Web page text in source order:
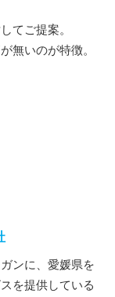
てご提案。
無いのが特徴。
ンに、愛媛県を
を提供している